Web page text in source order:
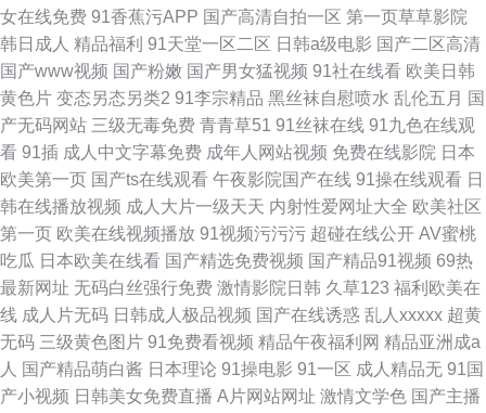
女在线免费 91香蕉污APP 国产高清自拍一区 第一页草草影院
韩日成人 精品福利 91天堂一区二区 日韩a级电影 国产二区高清
国产www视频 国产粉嫩 国产男女猛视频 91社在线看 欧美日韩
黄色片 变态另态另类2 91李宗精品 黑丝袜自慰喷水 乱伦五月 国
产无码网站 三级无毒免费 青青草51 91丝袜在线 91九色在线观
看 91插 成人中文字幕免费 成年人网站视频 免费在线影院 日本
欧美第一页 国产ts在线观看 午夜影院国产在线 91操在线观看 日
韩在线播放视频 成人大片一级天天 内射性爱网址大全 欧美社区
第一页 欧美在线视频播放 91视频污污污 超碰在线公开 AV蜜桃
吃瓜 日本欧美在线看 国产精选免费视频 国产精品91视频 69热
最新网址 无码白丝强行免费 激情影院日韩 久草123 福利欧美在
线 成人片无码 日韩成人极品视频 国产在线诱惑 乱人xxxxx 超黄
无码 三级黄色图片 91免费看视频 精品午夜福利网 精品亚洲成a
人 国产精品萌白酱 日本理论 91操电影 91一区 成人精品无 91国
产小视频 日韩美女免费直播 A片网站网址 激情文学色 国产主播